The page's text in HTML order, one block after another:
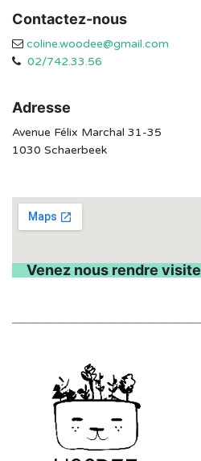
Contactez-nous
coline.woodee@gmail.com
02/742.33.56
Adresse
Avenue Félix Marchal 31-35
1030 Schaerbeek
Venez nous rendre visite